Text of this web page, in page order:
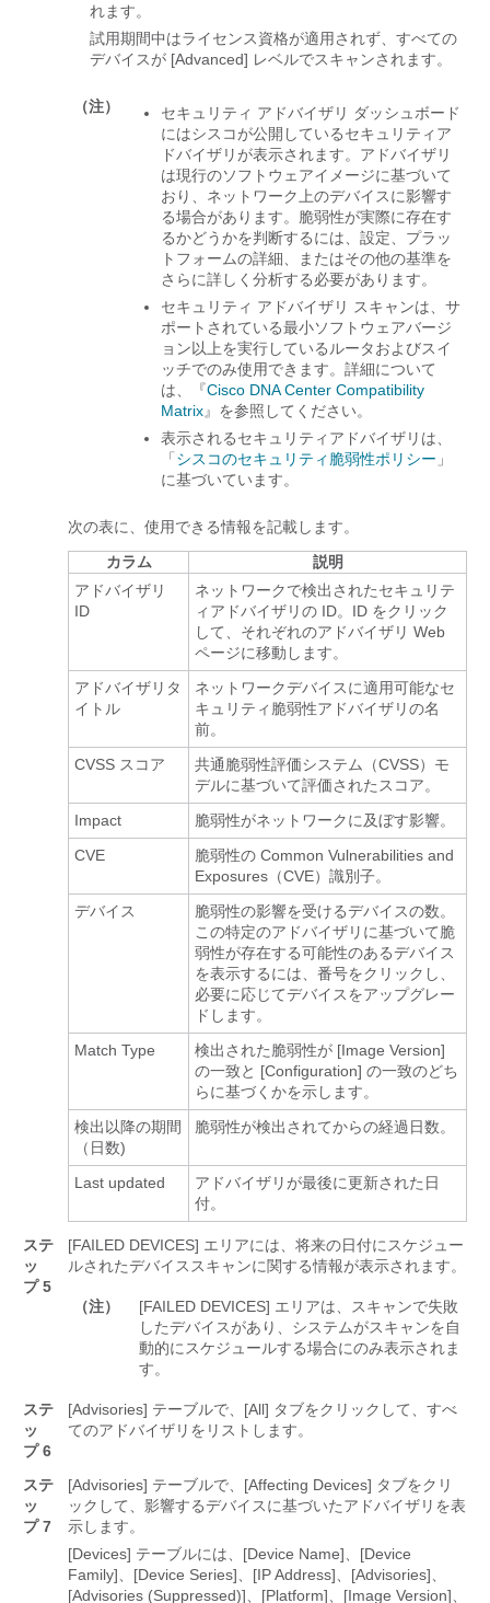
れます。
試用期間中はライセンス資格が適用されず、すべての
デバイスが [Advanced] レベルでスキャンされます。
（注）
セキュリティ アドバイザリ ダッシュボード
にはシスコが公開しているセキュリティア
ドバイザリが表示されます。アドバイザリ
は現行のソフトウェアイメージに基づいて
おり、ネットワーク上のデバイスに影響す
る場合があります。脆弱性が実際に存在す
るかどうかを判断するには、設定、プラッ
トフォームの詳細、またはその他の基準を
さらに詳しく分析する必要があります。
セキュリティ アドバイザリ スキャンは、サ
ポートされている最小ソフトウェアバージ
ョン以上を実行しているルータおよびスイ
ッチでのみ使用できます。詳細について
は、『Cisco DNA Center Compatibility
Matrix』を参照してください。
表示されるセキュリティアドバイザリは、
「 シスコのセキュリティ脆弱性ポリシー 」
に基づいています。
次の表に、使用できる情報を記載します。
カラム
説明
アドバイザリ
ID
ネットワークで検出されたセキュリテ
ィアドバイザリの ID。ID をクリック
して、それぞれのアドバイザリ Web
ページに移動します。
アドバイザリタ
イトル
ネットワークデバイスに適用可能なセ
キュリティ脆弱性アドバイザリの名
前。
CVSS スコア
共通脆弱性評価システム（CVSS）モ
デルに基づいて評価されたスコア。
Impact
脆弱性がネットワークに及ぼす影響。
CVE
脆弱性の Common Vulnerabilities and
Exposures（CVE）識別子。
デバイス
脆弱性の影響を受けるデバイスの数。
この特定のアドバイザリに基づいて脆
弱性が存在する可能性のあるデバイス
を表示するには、番号をクリックし、
必要に応じてデバイスをアップグレー
ドします。
Match Type
検出された脆弱性が [Image Version]
の一致と [Configuration] の一致のどち
らに基づくかを示します。
検出以降の期間
（日数)
脆弱性が検出されてからの経過日数。
Last updated
アドバイザリが最後に更新された日
付。
ステ
ッ
プ 5
[FAILED DEVICES] エリアには、将来の日付にスケジュー
ルされたデバイススキャンに関する情報が表示されます。
（注） [FAILED DEVICES] エリアは、スキャンで失敗
したデバイスがあり、システムがスキャンを自
動的にスケジュールする場合にのみ表示されま
す。
ステ
ッ
プ 6
[Advisories] テーブルで、[All] タブをクリックして、すべ
てのアドバイザリをリストします。
ステ
ッ
プ 7
[Advisories] テーブルで、[Affecting Devices] タブをクリ
ックして、影響するデバイスに基づいたアドバイザリを表
示します。
[Devices] テーブルには、[Device Name]、[Device
Family]、[Device Series]、[IP Address]、[Advisories]、
[Advisories (Suppressed)]、[Platform]、[Image Version]、